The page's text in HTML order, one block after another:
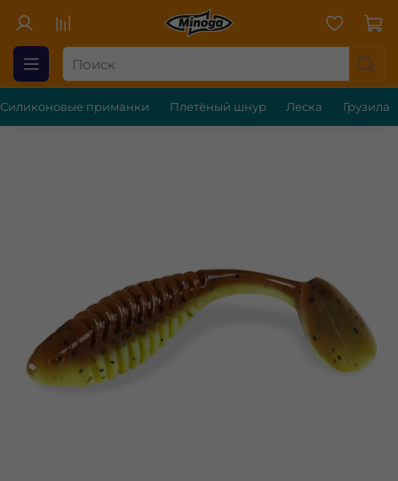
Силиконовые приманки Плетёный шнур Леска Грузила